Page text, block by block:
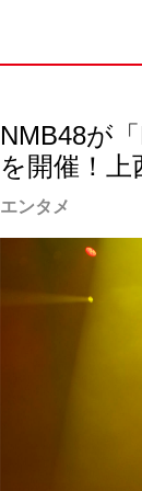
NMB48が
を開催！上
エンタメ